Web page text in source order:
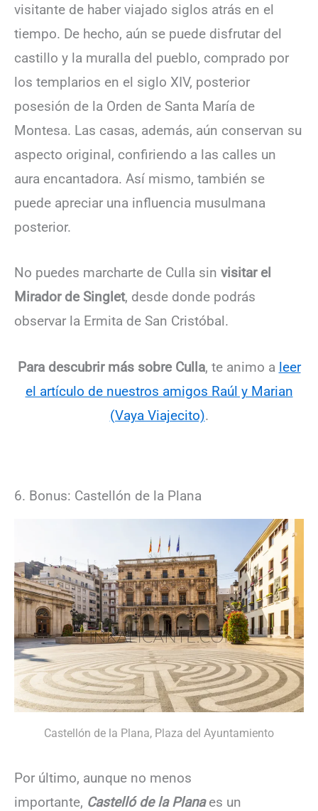
visitante de haber viajado siglos atrás en el
tiempo. De hecho, aún se puede disfrutar del
castillo y la muralla del pueblo, comprado por
los templarios en el siglo XIV, posterior
posesión de la Orden de Santa María de
Montesa. Las casas, además, aún conservan su
aspecto original, confiriendo a las calles un
aura encantadora. Así mismo, también se
puede apreciar una influencia musulmana
posterior.
No puedes marcharte de Culla sin visitar el
Mirador de Singlet, desde donde podrás
observar la Ermita de San Cristóbal.
Para descubrir más sobre Culla, te animo a leer
el artículo de nuestros amigos Raúl y Marian
(Vaya Viajecito).
6. Bonus: Castellón de la Plana
Castellón de la Plana, Plaza del Ayuntamiento
Por último, aunque no menos
importante, Castelló de la Planaes un